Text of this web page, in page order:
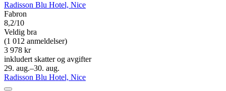
Radisson Blu Hotel, Nice
Fabron
8,2/10
Veldig bra
(1 012 anmeldelser)
3 978 kr
inkludert skatter og avgifter
29. aug.–30. aug.
Radisson Blu Hotel, Nice